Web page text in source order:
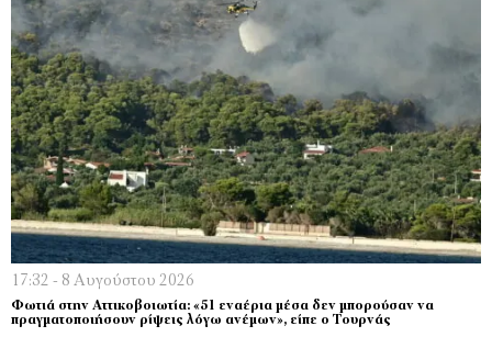
17:32 - 8 Αυγούστου 2026
Φωτιά στην Αττικοβοιωτία: «51 εναέρια μέσα δεν μπορούσαν να
πραγματοποιήσουν ρίψεις λόγω ανέμων», είπε ο Τουρνάς